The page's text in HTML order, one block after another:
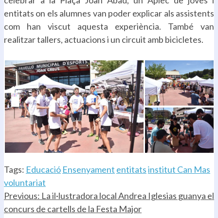
entitats on els alumnes van poder explicar als assistents
com han viscut aquesta experiència. També van
realitzar tallers, actuacions i un circuit amb bicicletes.
Tags: Educació Ensenyament entitatsinstitut Can Mas
voluntariat
Continue
Reading
Previous: La il·lustradora local Andrea Iglesias guanya el
concurs de cartells de la Festa Major